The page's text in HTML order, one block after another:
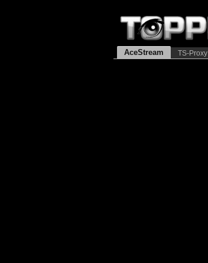
AceStream TS-Proxy